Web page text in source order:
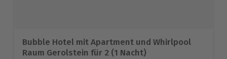
Bubble Hotel mit Apartment und Whirlpool
Raum Gerolstein für 2 (1 Nacht)